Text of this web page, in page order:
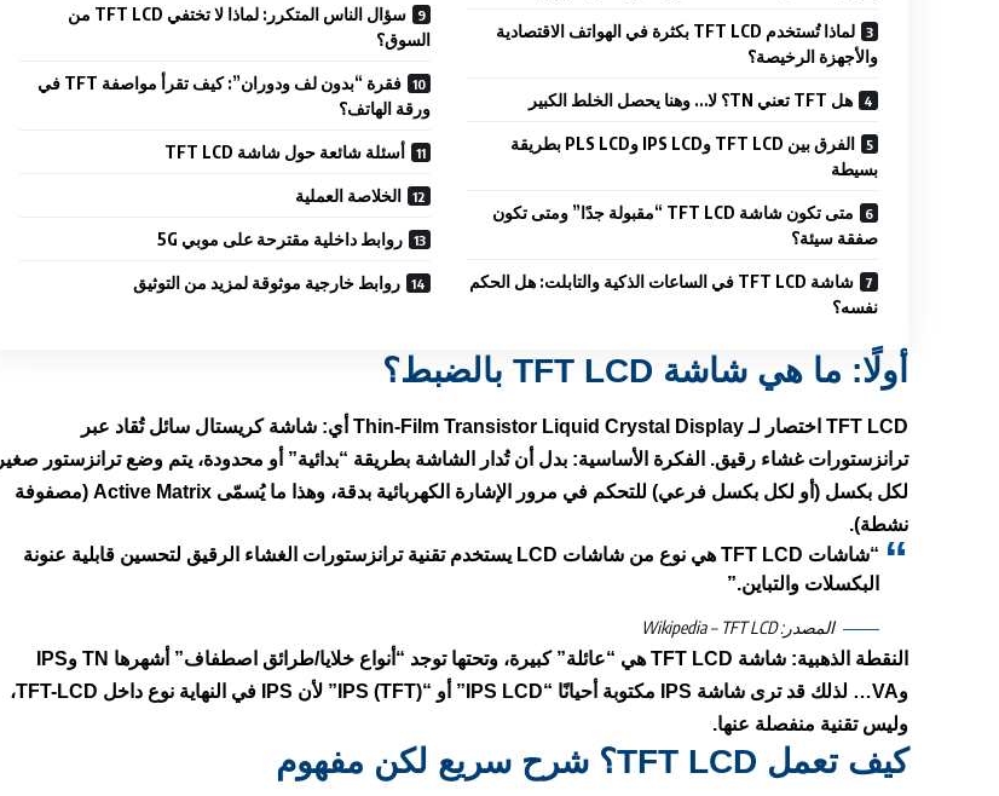
لماذا تُستخدم TFT LCD بكثرة في الهواتف الاقتصادية
والأجهزة الرخيصة؟
هل TFT تعني TN؟ لا… وهنا يحصل الخلط الكبير
الفرق بين TFT LCD وIPS LCD وPLS LCD بطريقة
بسيطة
متى تكون شاشة TFT LCD “مقبولة جدًا” ومتى تكون
صفقة سيئة؟
شاشة TFT LCD في الساعات الذكية والتابلت: هل الحكم
نفسه؟
سؤال الناس المتكرر: لماذا لا تختفي TFT LCD من
السوق؟
فقرة “بدون لف ودوران”: كيف تقرأ مواصفة TFT في
ورقة الهاتف؟
أسئلة شائعة حول شاشة TFT LCD
الخلاصة العملية
روابط داخلية مقترحة على موبي 5G
روابط خارجية موثوقة لمزيد من التوثيق
أولًا: ما هي شاشة TFT LCD بالضبط؟
TFT LCD اختصار لـThin-Film Transistor Liquid Crystal Display أي:شاشة كريستال سائل تُقاد عبر
ترانزستورات غشاء رقيق. الفكرة الأساسية: بدل أن تُدار الشاشة بطريقة “بدائية” أو محدودة، يتم وضعترانزستور صغير
لكل بكسل (أو لكل بكسل فرعي) للتحكم في مرور الإشارة الكهربائية بدقة، وهذا ما يُسمّىActive Matrix (مصفوفة
نشطة).
“شاشات TFT LCD هي نوع من شاشات LCD يستخدم تقنية ترانزستورات الغشاء الرقيق لتحسين قابلية عنونة
البكسلات والتباين.”
المصدر:Wikipedia – TFT LCD
النقطة الذهبية: شاشة TFT LCD هي “عائلة” كبيرة، وتحتها توجد “أنواع خلايا/طرائق اصطفاف” أشهرها TN وIPS
وVA… لذلك قد ترى شاشة IPS مكتوبة أحيانًا “IPS LCD” أو “IPS (TFT)” لأن IPS في النهاية نوع داخل TFT-LCD
،
وليس تقنية منفصلة عنها.
كيف تعمل TFT LCD؟ شرح سريع لكن مفهوم